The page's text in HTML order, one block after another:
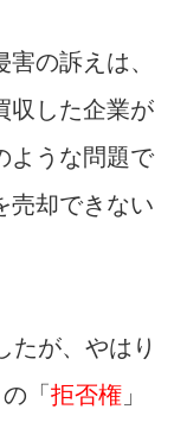
の訴えは、
収した企業が
ような問題で
売却できない
たが、やはり
「 拒否権 」